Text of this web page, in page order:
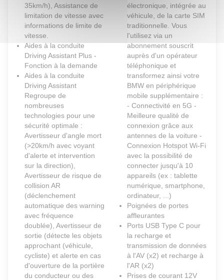
35km/h), Assistance de
limitation de vitesse avec
informations de limite de
vitesse.
Aides à la conduite
Driving Assistant Plus -
Fonction à la demande
Aides à la conduite
Driving Assistant
Regroupe de
nombreuses
technologies pour une
sécurité optimale :
Avertisseur d'angle mort
(>20km/h avec voyant
d'alerte et intervention
sur la direction),
Avertisseur de risque de
collision AR
(déclenchement
automatique des warning
avec fréquence
doublée), Avertisseur de
sortie (détecte les objets
approchant (véhicule,
cycliste) et alerte en cas
d'ouverture de la portière
du conducteur ou des
électronique, intégrée au
véhicule, de la carte SIM
traditionnelle. Vous
l'utilisez via un
abonnement souscrit
auprès d'un opérateur
téléphonique et
transformez ainsi votre
BMW en périphérique
mobile supplémentaire :
- Connectivité en 5G -
Meilleure qualité de
connexion grâce aux
antennes de la voiture -
Connexion Hotspot Wi-Fi
avec la possibilité de
connecter jusqu'à 10
appareils (ex : tablette
numérique, smartphone,
ordinateur, ...)
Poignées de portes
affleurantes
Ports USB Type C pour
la recharge et
transmission de données
à l'AV (x2) et recharge à
l'AR (x2)
Prises de courant 12V